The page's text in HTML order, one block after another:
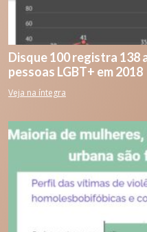
Disque 100 registra 138
pessoas LGBT+ em 2018
Veja na íntegra